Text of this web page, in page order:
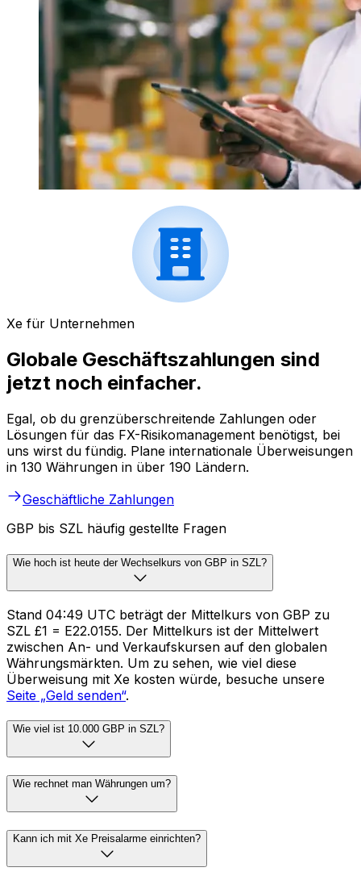
Xe für Unternehmen
Globale Geschäftszahlungen sind
jetzt noch einfacher.
Egal, ob du grenzüberschreitende Zahlungen oder
Lösungen für das FX-Risikomanagement benötigst, bei
uns wirst du fündig. Plane internationale Überweisungen
in 130 Währungen in über 190 Ländern.
Geschäftliche Zahlungen
GBP bis SZL häufig gestellte Fragen
Wie hoch ist heute der Wechselkurs von GBP in SZL?
Stand 04:49 UTC beträgt der Mittelkurs von GBP zu
SZL £1 = E22.0155. Der Mittelkurs ist der Mittelwert
zwischen An- und Verkaufskursen auf den globalen
Währungsmärkten. Um zu sehen, wie viel diese
Überweisung mit Xe kosten würde, besuche unsere
Seite „Geld senden“.
Wie viel ist 10.000 GBP in SZL?
Wie rechnet man Währungen um?
Kann ich mit Xe Preisalarme einrichten?